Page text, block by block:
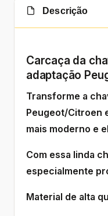
Descrição
Carcaça da
adaptação
Transforme a
Peugeot/Citroen
mais moderno e
Com essa linda
especialmente
Material de alta